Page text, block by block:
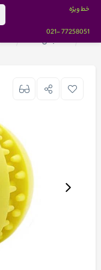
خط ویژه
77258051
-021
خانه
دسته بندی کالاها خانه